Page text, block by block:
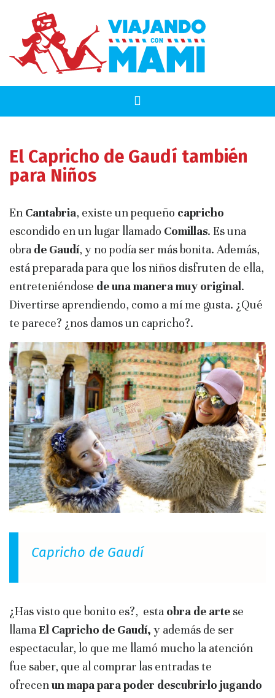
El Capricho de Gaudí también
para Niños
En Cantabria, existe un pequeño capricho
escondido en un lugar llamado Comillas. Es una
obra de Gaudí, y no podía ser más bonita. Además,
está preparada para que los niños disfruten de ella,
entreteniéndose de una manera muy original.
Divertirse aprendiendo, como a mí me gusta. ¿Qué
te parece? ¿nos damos un capricho?.
Capricho de Gaudí
¿Has visto que bonito es?, esta obra de arte se
llama El Capricho de Gaudí, y además de ser
espectacular, lo que me llamó mucho la atención
fue saber, que al comprar las entradas te
ofrecen un mapa para poder descubrirlo jugando